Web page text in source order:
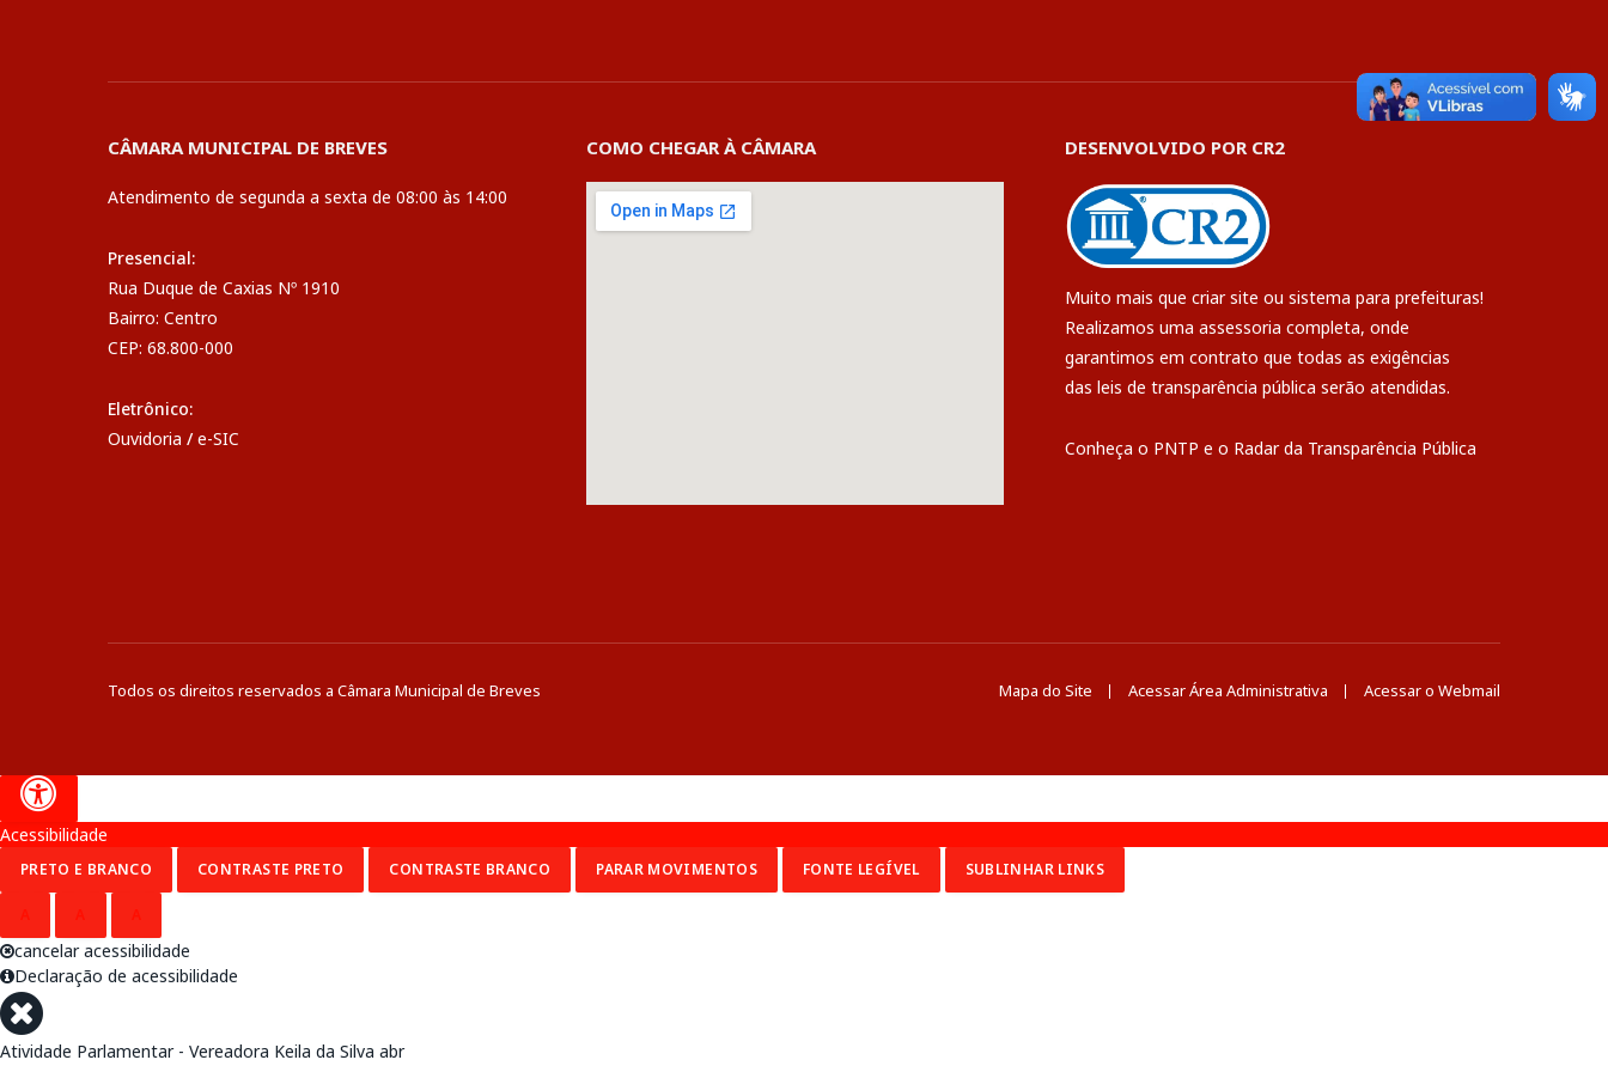
CÂMARA MUNICIPAL DE BREVES
Atendimento de segunda a sexta de 08:00 às 14:00
Presencial:
Rua Duque de Caxias Nº 1910
Bairro: Centro
CEP: 68.800-000
Eletrônico:
Ouvidoria / e-SIC
COMO CHEGAR À CÂMARA DESENVOLVIDO POR CR2
Muito mais que criar site ou sistema para prefeituras!
Realizamos uma assessoria completa, onde
garantimos em contrato que todas as exigências
das leis de transparência pública serão atendidas.
Conheça o PNTP e o Radar da Transparência Pública
Todos os direitos reservados a Câmara Municipal de Breves Mapa do Site Acessar Área Administrativa Acessar o Webmail
Acessibilidade
PRETO E BRANCO CONTRASTE PRETO CONTRASTE BRANCO PARAR MOVIMENTOS FONTE LEGÍVEL SUBLINHAR LINKS
cancelar acessibilidade
Declaração de acessibilidade
Atividade Parlamentar - Vereadora Keila da Silva abr